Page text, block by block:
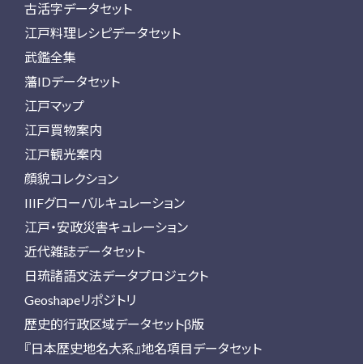
古活字データセット
江戸料理レシピデータセット
武鑑全集
藩IDデータセット
江戸マップ
江戸買物案内
江戸観光案内
顔貌コレクション
IIIFグローバルキュレーション
江戸・安政災害キュレーション
近代雑誌データセット
日琉諸語文法データプロジェクト
Geoshapeリポジトリ
歴史的行政区域データセットβ版
『日本歴史地名大系』地名項目データセット